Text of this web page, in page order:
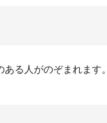
る人がのぞまれます。